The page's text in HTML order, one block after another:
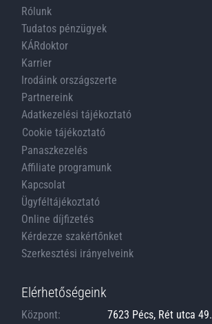
Rólunk
Tudatos pénzügyek
KÁRdoktor
Karrier
Irodáink országszerte
Partnereink
Adatkezelési tájékoztató
Cookie tájékoztató
Panaszkezelés
Affiliate programunk
Kapcsolat
Ügyféltájékoztató
Online díjfizetés
Kérdezze szakértőnket
Szerkesztési irányelveink
Elérhetőségeink
Központ:
7623 Pécs, Rét utca 49.